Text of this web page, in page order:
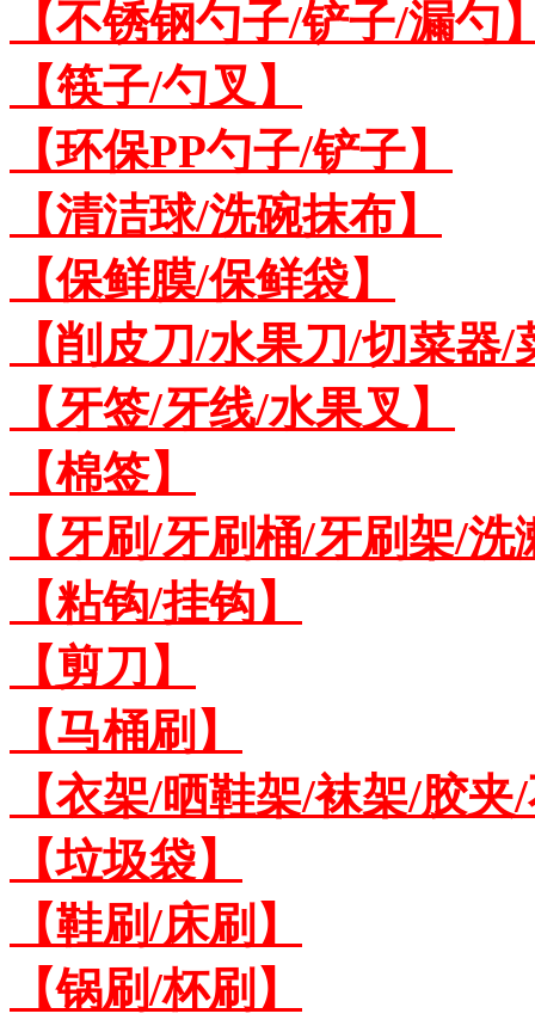
【不锈钢勺子/铲子/漏勺
【筷子/勺叉】
【环保PP勺子/铲子】
【清洁球/洗碗抹布】
【保鲜膜/保鲜袋】
【削皮刀/水果刀/切菜器
【牙签/牙线/水果叉】
【棉签】
【牙刷/牙刷桶/牙刷架/洗
【粘钩/挂钩】
【剪刀】
【马桶刷】
【衣架/晒鞋架/袜架/胶
【垃圾袋】
【鞋刷/床刷】
【锅刷/杯刷】